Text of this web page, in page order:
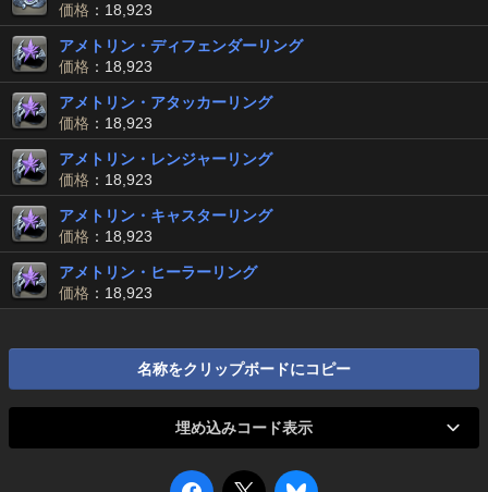
価格 ：18,923
アメトリン・ディフェンダーリング
価格 ：18,923
アメトリン・アタッカーリング
価格 ：18,923
アメトリン・レンジャーリング
価格 ：18,923
アメトリン・キャスターリング
価格 ：18,923
アメトリン・ヒーラーリング
価格 ：18,923
名称をクリップボードにコピー
埋め込みコード表示